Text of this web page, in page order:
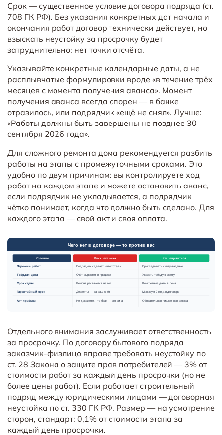
Срок — существенное условие договора подряда (ст.
708 ГК РФ). Без указания конкретных дат начала и
окончания работ договор технически действует, но
взыскать неустойку за просрочку будет
затруднительно: нет точки отсчёта.
Указывайте конкретные календарные даты, а не
расплывчатые формулировки вроде «в течение трёх
месяцев с момента получения аванса». Момент
получения аванса всегда спорен — в банке
отразилось, или подрядчик «ещё не снял». Лучше:
«Работы должны быть завершены не позднее 30
сентября 2026 года».
Для сложного ремонта дома рекомендуется разбить
работы на этапы с промежуточными сроками. Это
удобно по двум причинам: вы контролируете ход
работ на каждом этапе и можете остановить аванс,
если подрядчик не укладывается, а подрядчик
чётко понимает, когда что должно быть сделано. Для
каждого этапа — свой акт и своя оплата.
Отдельного внимания заслуживает ответственность
за просрочку. По договору бытового подряда
заказчик-физлицо вправе требовать неустойку по
ст. 28 Закона о защите прав потребителей — 3% от
стоимости работ за каждый день просрочки (но не
более цены работ). Если работает строительный
подряд между юридическими лицами — договорная
неустойка по ст. 330 ГК РФ. Размер — на усмотрение
сторон, стандарт: 0,1% от стоимости этапа за
каждый день просрочки.